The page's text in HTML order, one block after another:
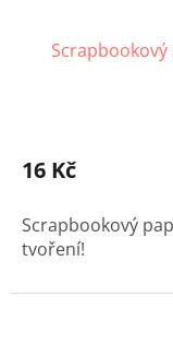
16 Kč
Scrapbookový
tvoření!